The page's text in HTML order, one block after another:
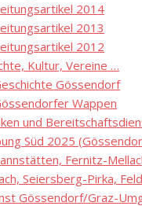
2014
2013
2012
Kultur, Vereine …
Gössendorf
Wappen
und
Süd 2025
Fernitz-
Seiersberg-Pirka,
Gössendorf/Graz-